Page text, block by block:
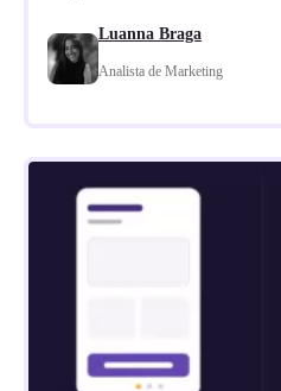
Luanna Braga
Analista de Marketing